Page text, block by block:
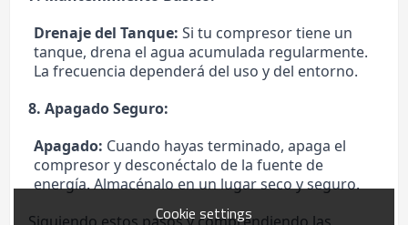
Drenaje del Tanque: Si tu compresor tiene un
tanque, drena el agua acumulada regularmente.
La frecuencia dependerá del uso y del entorno.
8. Apagado Seguro:
Apagado: Cuando hayas terminado, apaga el
compresor y desconéctalo de la fuente de
energía. Almacénalo en un lugar seco y seguro.
Cookie settings